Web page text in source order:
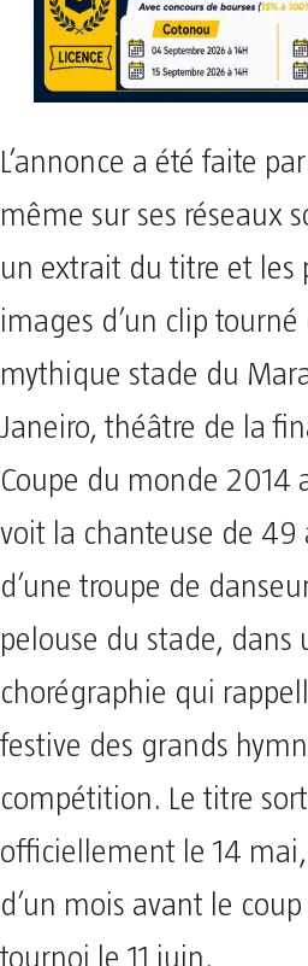
L’annonce a été faite
même sur ses réseaux
un extrait du titre et les
images d’un clip tourné
mythique stade du
Janeiro, théâtre de la
Coupe du monde 2014
voit la chanteuse de 49
d’une troupe de
pelouse du stade, dans
chorégraphie qui
festive des grands
compétition. Le titre
officiellement le 14
d’un mois avant le coup